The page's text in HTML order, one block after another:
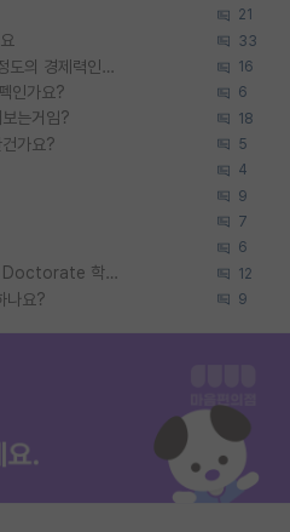
21
33
박사진학하기에 2억은 괜찮은 (?) 정도의 경제력인가요 16
인가요? 6
는거임? 18
가요? 5
4
9
7
6
우리나라도 학구 열풍보면 Higher Doctorate 학위가 필요하다고 봅니다. 12
나요? 9